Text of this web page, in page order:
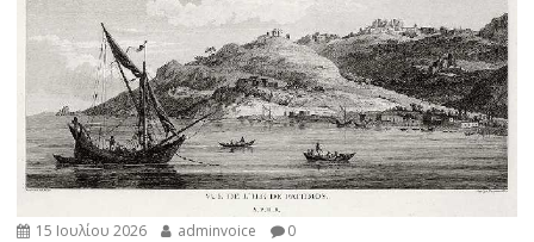
15 Ιουλίου 2026 adminvoice 0